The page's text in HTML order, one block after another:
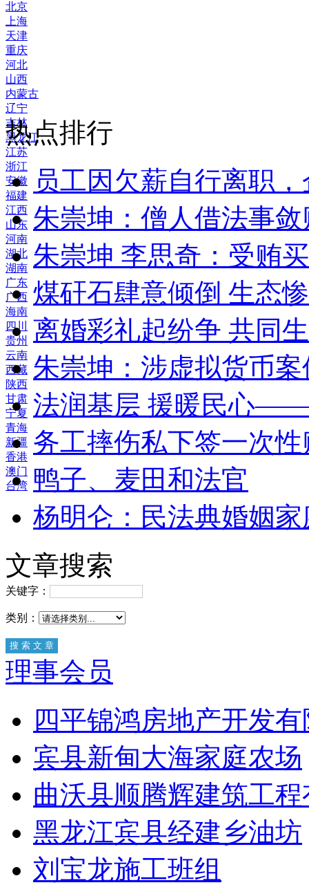
北京
上海
天津
重庆
河北
山西
内蒙古
辽宁
吉林
黑龙江
江苏
浙江
安徽
福建
江西
山东
河南
湖北
湖南
广东
广西
海南
四川
贵州
云南
西藏
陕西
甘肃
宁夏
青海
新疆
香港
澳门
台湾
热点排行
员工因欠薪自行离职
朱崇坤：僧人借法事
朱崇坤 李思奇：受贿
煤矸石肆意倾倒 生态
离婚彩礼起纷争 共同
朱崇坤：涉虚拟货币
法润基层 援暖民心
务工摔伤私下签一次
鸭子、麦田和法官
杨明仑：民法典婚姻
文章搜索
关键字：
类别：
理事会员
四平锦鸿房地产开发
宾县新甸大海家庭农场
曲沃县顺腾辉建筑工
黑龙江宾县经建乡油坊
刘宝龙施工班组